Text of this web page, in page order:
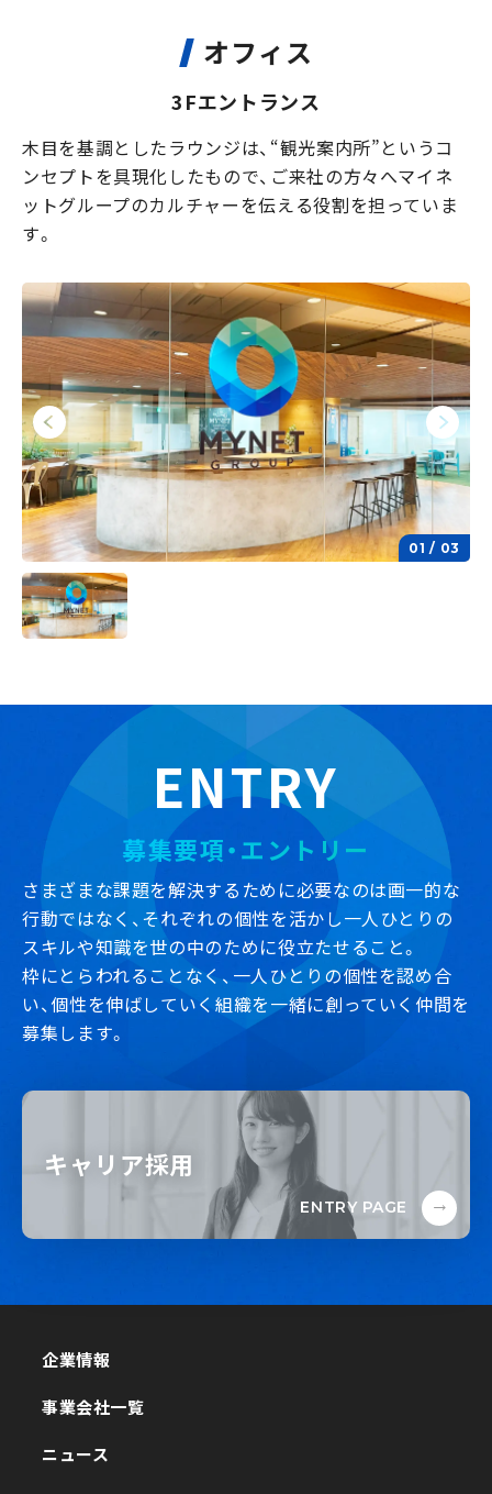
オフィス
3Fエントランス
木目を基調としたラウンジは、“観光案内所”というコ
ンセプトを具現化したもので、ご来社の方々へマイネ
ットグループのカルチャーを伝える役割を担っていま
す。
1 / 3
ENTRY
募集要項・エントリー
さまざまな課題を解決するために必要なのは画一的な
行動ではなく、 それぞれの個性を活かし一人ひとりの
スキルや知識を世の中のために役立たせること。
枠にとらわれることなく、一人ひとりの個性を認め合
い、個性を伸ばしていく組織を一緒に創っていく仲間を
募集します。
キャリア採用
ENTRY PAGE
企業情報
事業会社一覧
ニュース